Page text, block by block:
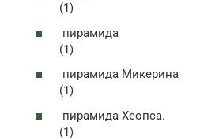
(1)
пирамида
(1)
пирамида Микерина
(1)
пирамида Хеопса.
(1)